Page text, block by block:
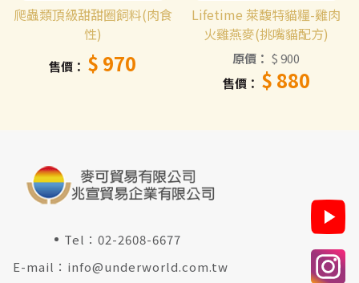
爬蟲類頂級甜甜圈飼料(肉食
性)
售價 $ 970
Lifetime 萊馥特貓糧-雞肉
火雞燕麥(挑嘴貓配方)
原價
$ 900
售價
$ 880
Tel：02-2608-6677
E-mail： info@underworld.com.tw